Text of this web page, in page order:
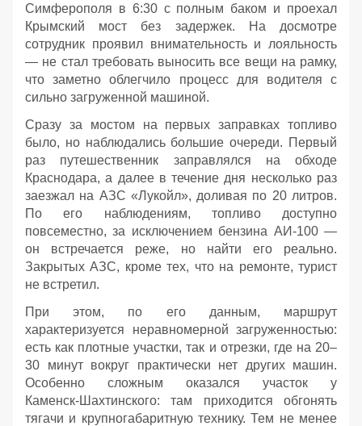
Симферополя в 6:30 с полным баком и проехал
Крымский мост без задержек. На досмотре
сотрудник проявил внимательность и лояльность
— не стал требовать выносить все вещи на рамку,
что заметно облегчило процесс для водителя с
сильно загруженной машиной.
Сразу за мостом на первых заправках топливо
было, но наблюдались большие очереди. Первый
раз путешественник заправлялся на обходе
Краснодара, а далее в течение дня несколько раз
заезжал на АЗС «Лукойл», доливая по 20 литров.
По его наблюдениям, топливо доступно
повсеместно, за исключением бензина АИ‑100 —
он встречается реже, но найти его реально.
Закрытых АЗС, кроме тех, что на ремонте, турист
не встретил.
При этом, по его данным, маршрут
характеризуется неравномерной загруженностью:
есть как плотные участки, так и отрезки, где на 20–
30 минут вокруг практически нет других машин.
Особенно сложным оказался участок у
Каменск‑Шахтинского: там приходится обгонять
тягачи и крупногабаритную технику. Тем не менее